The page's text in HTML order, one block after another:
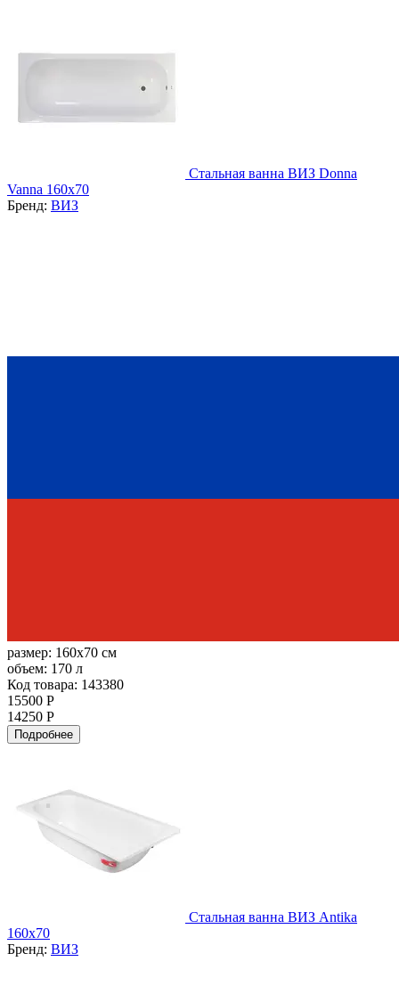
Стальная ванна ВИЗ Donna
Vanna 160x70
Бренд: ВИЗ
размер: 160x70 см
объем: 170 л
Код товара: 143380
15500 Р
14250 Р
Подробнее
Стальная ванна ВИЗ Antika
160x70
Бренд: ВИЗ